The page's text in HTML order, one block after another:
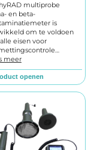
multiprobe
en beta-
is
om te voldoen
eisen voor
meer
openen